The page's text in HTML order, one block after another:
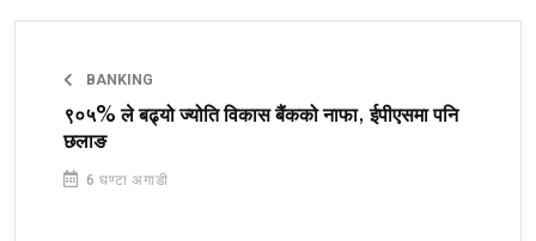
BANKING
९०५% ले बढ्यो ज्योति विकास बैंकको नाफा, ईपीएसमा पनि
छलाङ
6 घण्टा अगाडी